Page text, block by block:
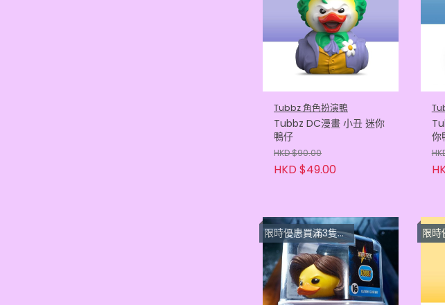
Tubbz 角色扮演鴨
Tubbz DC漫畫 小丑 迷你
鴨仔
HKD $90.00
HKD $49.00
你
限時優惠買滿3隻或以上每隻 $33.3 限時優惠